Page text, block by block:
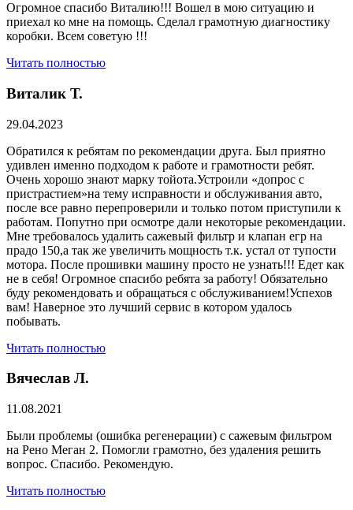
Огромное спасибо Виталию!!! Вошел в мою ситуацию и
приехал ко мне на помощь. Сделал грамотную диагностику
коробки. Всем советую !!!
Читать полностью
Виталик Т.
29.04.2023
Обратился к ребятам по рекомендации друга. Был приятно
удивлен именно подходом к работе и грамотности ребят.
Очень хорошо знают марку тойота.Устроили «допрос с
пристрастием»на тему исправности и обслуживания авто,
после все равно перепроверили и только потом приступили к
работам. Попутно при осмотре дали некоторые рекомендации.
Мне требовалось удалить сажевый фильтр и клапан егр на
прадо 150,а так же увеличить мощность т.к. устал от тупости
мотора. После прошивки машину просто не узнать!!! Едет как
не в себя! Огромное спасибо ребята за работу! Обязательно
буду рекомендовать и обращаться с обслуживанием!Успехов
вам! Наверное это лучший сервис в котором удалось
побывать.
Читать полностью
Вячеслав Л.
11.08.2021
Были проблемы (ошибка регенерации) с сажевым фильтром
на Рено Меган 2. Помогли грамотно, без удаления решить
вопрос. Спасибо. Рекомендую.
Читать полностью